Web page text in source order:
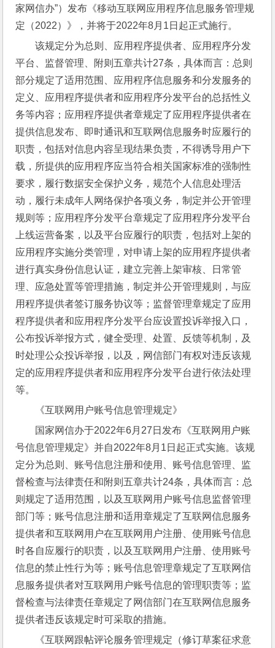
家网信办”）发布《移动互联网应用程序信息服务管理规
定（2022）》，并将于2022年8月1日起正式施行。
该规定分为总则、应用程序提供者、应用程序分发
平台、监督管理、附则五章共计27条，具体而言：总则
部分规定了适用范围、应用程序信息服务和分发服务的
定义、应用程序提供者和应用程序分发平台的总括性义
务等内容；应用程序提供者章规定了应用程序提供者在
提供信息发布、即时通讯和互联网信息服务时应履行的
职责，包括对信息内容呈现结果负责，不得诱导用户下
载，所提供的应用程序应当符合相关国家标准的强制性
要求，履行数据安全保护义务，规范个人信息处理活
动，履行未成年人网络保护各项义务，制定并公开管理
规则等；应用程序分发平台章规定了应用程序分发平台
上线运营备案，以及平台应履行的职责，包括对上架的
应用程序实施分类管理，对申请上架的应用程序提供者
进行真实身份信息认证，建立完善上架审核、日常管
理、应急处置等管理措施，制定并公开管理规则，与应
用程序提供者签订服务协议等；监督管理章规定了应用
程序提供者和应用程序分发平台应设置投诉举报入口，
公布投诉举报方式，健全受理、处置、反馈等机制，及
时处理公众投诉举报，以及，网信部门有权对违反该规
定的应用程序提供者和应用程序分发平台进行依法处理
等。
《互联网用户账号信息管理规定》
国家网信办于2022年6月27日发布《互联网用户账
号信息管理规定》并自2022年8月1日起正式实施。该规
定分为总则、账号信息注册和使用、账号信息管理、监
督检查与法律责任和附则五章共计24条，具体而言：总
则规定了适用范围，以及互联网用户账号信息监督管理
部门等；账号信息注册和适用章规定了互联网信息服务
提供者和互联网用户在互联网用户注册、使用账号信息
时各自应履行的职责，以及互联网用户注册、使用账号
信息的禁止性行为等；账号信息管理章规定了互联网信
息服务提供者对互联网用户账号信息的管理职责等；监
督检查与法律责任章规定了网信部门在互联网信息服务
提供者违反该规定时可采取的措施。
《互联网跟帖评论服务管理规定（修订草案征求意